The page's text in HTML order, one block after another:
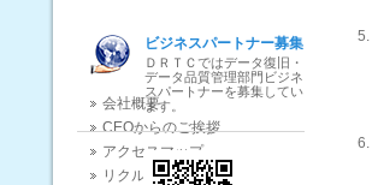
会社概要
CEOからのご挨拶
アクセスマップ
リクルート
ビジネスパートナー募集
ＤＲＴＣではデータ復旧・
データ品質管理部門ビジネ
スパートナーを募集してい
ます。